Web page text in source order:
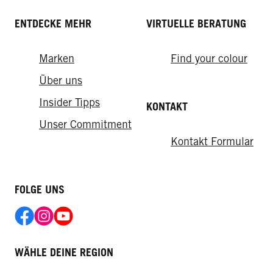
ENTDECKE MEHR
Marken
Über uns
Insider Tipps
Unser Commitment
VIRTUELLE BERATUNG
Find your colour
KONTAKT
Kontakt Formular
FOLGE UNS
WÄHLE DEINE REGION